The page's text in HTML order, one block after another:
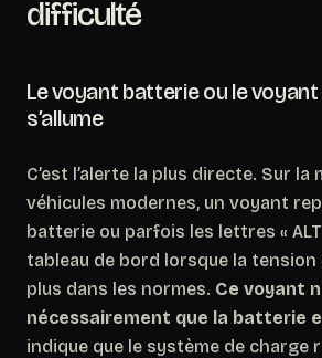
difficulté
Le voyant batterie ou le
s’allume
C’est l’alerte la plus directe. Sur la
véhicules modernes, un voyant
batterie ou parfois les lettres « ALT
tableau de bord lorsque la tension
plus dans les normes. Ce voyant
nécessairement que la batterie
indique que le système de charge